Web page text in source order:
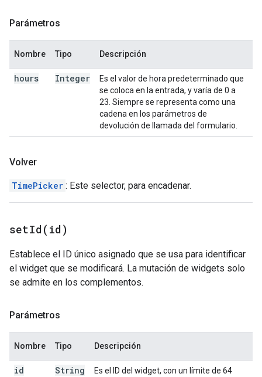
Parámetros
Nombre Tipo Descripción
hours Integer
Es el valor de hora predeterminado que
se coloca en la entrada, y varía de 0 a
23. Siempre se representa como una
cadena en los parámetros de
devolución de llamada del formulario.
Volver
TimePicker : Este selector, para encadenar.
setId( id)
Establece el ID único asignado que se usa para identificar
el widget que se modificará. La mutación de widgets solo
se admite en los complementos.
Parámetros
Nombre Tipo Descripción
id String
Es el ID del widget, con un límite de 64